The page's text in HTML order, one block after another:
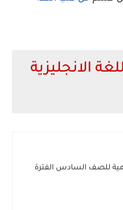
الانجليزية
للصف السادس الفترة